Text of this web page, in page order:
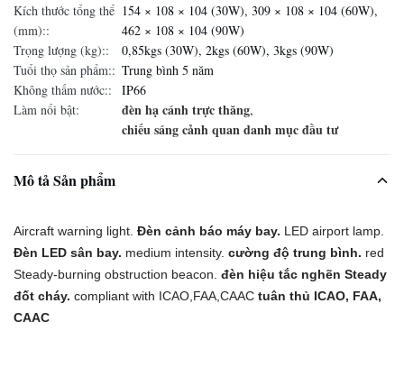
Kích thước tổng thể
(mm)::
154 × 108 × 104 (30W), 309 × 108 × 104 (60W),
462 × 108 × 104 (90W)
Trọng lượng (kg)::
0,85kgs (30W), 2kgs (60W), 3kgs (90W)
Tuổi thọ sản phẩm:: Trung bình 5 năm
Không thấm nước::
IP66
Làm nổi bật:
đèn hạ cánh trực thăng,
chiếu sáng cảnh quan danh mục đầu tư
Mô tả Sản phẩm
Aircraft warning light. Đèn cảnh báo máy bay. LED airport lamp.
Đèn LED sân bay. medium intensity. cường độ trung bình. red
Steady-burning obstruction beacon. đèn hiệu tắc nghẽn Steady
đốt cháy. compliant with ICAO,FAA,CAAC tuân thủ ICAO, FAA,
CAAC